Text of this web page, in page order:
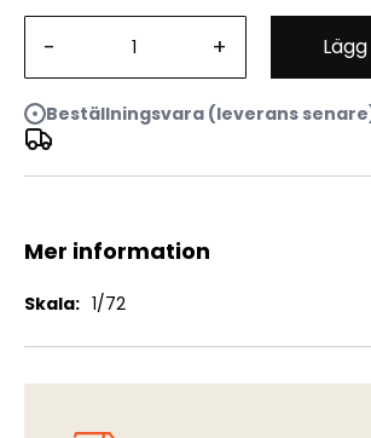
- +
Beställningsvara (leverans
Grumman Guardian AF-2S/3S Killer
Mer information
Mer
1/72